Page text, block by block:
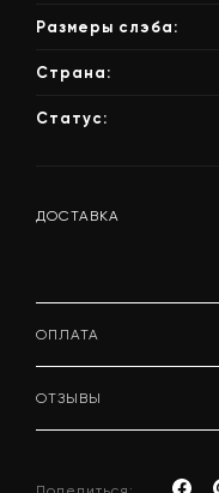
Размеры слэба:
Страна:
Статус:
ДОСТАВКА
ОПЛАТА
ОТЗЫВЫ